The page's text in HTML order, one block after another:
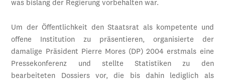
was bislang der Regierung vorbehalten war.
Um der Öffentlichkeit den Staatsrat als kompetente und
offene Institution zu präsentieren, organisierte der
damalige Präsident Pierre Mores (DP) 2004 erstmals eine
Pressekonferenz und stellte Statistiken zu den
bearbeiteten Dossiers vor, die bis dahin lediglich als